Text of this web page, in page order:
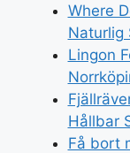
Where
Naturlig
Lingon
Hållbar
Få bort